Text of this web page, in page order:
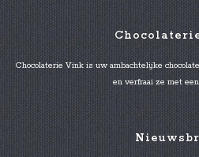
Chocolaterie Vink is uw ambachtelijke
en verfraai ze met een